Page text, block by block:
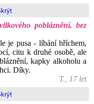
pobláznění, bez
je pusa - líbání hříchem,
citu k druhé osobě, ale
kapky alkoholu a
Díky.
T., 17 let